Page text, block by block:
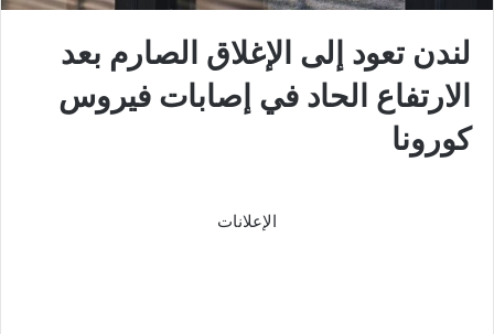
لندن تعود إلى الإغلاق الصارم بعد
الارتفاع الحاد في إصابات فيروس
كورونا
الإعلانات